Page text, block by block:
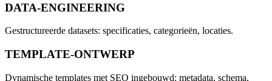
DATA-ENGINEERING
Gestructureerde datasets: specificaties, categorieën, locaties.
TEMPLATE-ONTWERP
Dynamische templates met SEO ingebouwd: metadata, schema,